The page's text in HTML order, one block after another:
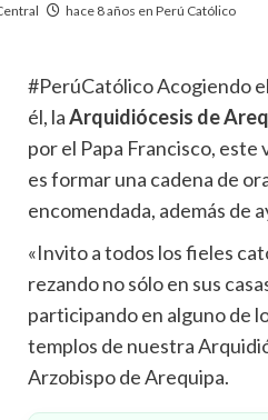
hace 8 años en Perú Católico
#PerúCatólico Acogiendo
él, laArquidiócesis de
por el Papa Francisco,
es formar una cadena de
encomendada, además de
«Invito a todos los fieles
rezando no sólo en sus
participando en alguno de
templos de nuestra
Arzobispo de Arequipa.